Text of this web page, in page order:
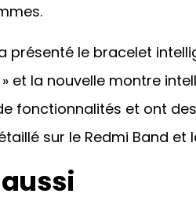
présenté le bracelet
et la nouvelle montre
fonctionnalités et ont
sur le Redmi Band et